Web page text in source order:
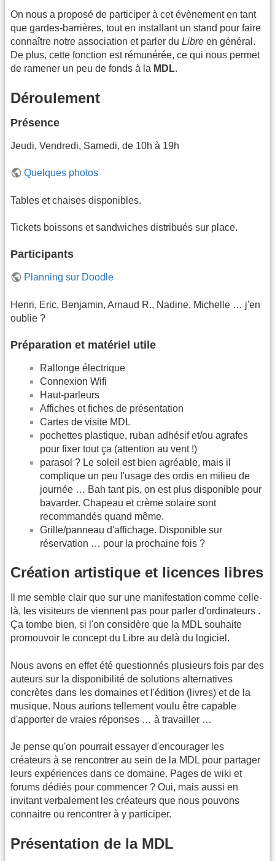
On nous a proposé de participer à cet évènement en tant
que gardes-barrières, tout en installant un stand pour faire
connaître notre association et parler du Libre en général.
De plus, cette fonction est rémunérée, ce qui nous permet
de ramener un peu de fonds à la MDL.
Déroulement
Présence
Jeudi, Vendredi, Samedi, de 10h à 19h
Quelques photos
Tables et chaises disponibles.
Tickets boissons et sandwiches distribués sur place.
Participants
Planning sur Doodle
Henri, Eric, Benjamin, Arnaud R., Nadine, Michelle … j'en
oublie ?
Préparation et matériel utile
Rallonge électrique
Connexion Wifi
Haut-parleurs
Affiches et fiches de présentation
Cartes de visite MDL
pochettes plastique, ruban adhésif et/ou agrafes
pour fixer tout ça (attention au vent !)
parasol ? Le soleil est bien agréable, mais il
complique un peu l'usage des ordis en milieu de
journée … Bah tant pis, on est plus disponible pour
bavarder. Chapeau et crème solaire sont
recommandés quand même.
Grille/panneau d'affichage. Disponible sur
réservation … pour la prochaine fois ?
Création artistique et licences libres
Il me semble clair que sur une manifestation comme celle-
là, les visiteurs de viennent pas pour parler d'ordinateurs .
Ça tombe bien, si l'on considère que la MDL souhaite
promouvoir le concept du Libre au delà du logiciel.
Nous avons en effet été questionnés plusieurs fois par des
auteurs sur la disponibilité de solutions alternatives
concrètes dans les domaines et l'édition (livres) et de la
musique. Nous aurions tellement voulu être capable
d'apporter de vraies réponses … à travailler …
Je pense qu'on pourrait essayer d'encourager les
créateurs à se rencontrer au sein de la MDL pour partager
leurs expériences dans ce domaine. Pages de wiki et
forums dédiés pour commencer ? Oui, mais aussi en
invitant verbalement les créateurs que nous pouvons
connaitre ou rencontrer à y participer.
Présentation de la MDL